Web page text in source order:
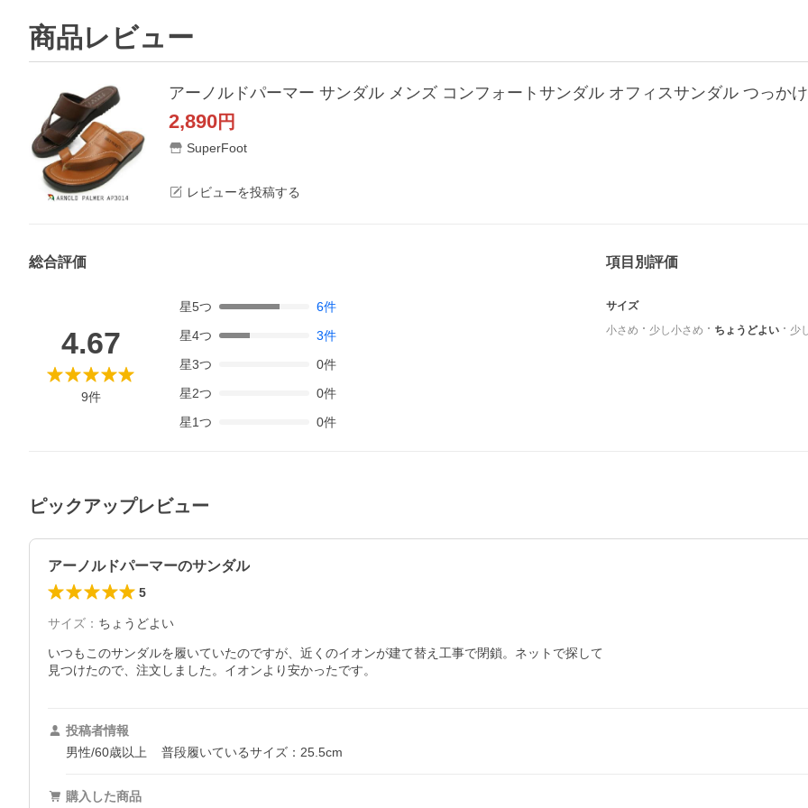
商品レビュー
アーノルドパーマー サンダル メンズ コンフォートサンダル オフィスサンダル つっか
2,890円
SuperFoot
レビューを投稿する
総合評価
4.67
9件
星5つ 6件
星4つ 3件
星3つ 0件
星2つ 0件
星1つ 0件
項目別評価
サイズ
小さめ
少し小さめ ちょうどよい 少
ピックアップレビュー
アーノルドパーマーのサンダル
5
サイズ ： ちょうどよい
いつもこのサンダルを履いていたのですが、近くのイオンが建て替え工事で閉鎖。ネットで探して
見つけたので、注文しました。イオンより安かったです。
投稿者情報
男性/60歳以上
普段履いているサイズ：25.5cm
購入した商品